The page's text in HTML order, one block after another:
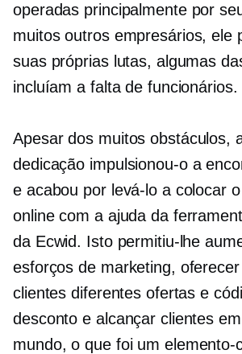
operadas principalmente por
muitos outros empresários, ele
suas próprias lutas, algumas
incluíam a falta de funcionários.
Apesar dos muitos obstáculos,
dedicação impulsionou-o a
e acabou por levá-lo a colocar
online com a ajuda da
da Ecwid. Isto permitiu-lhe
esforços de marketing,
clientes diferentes ofertas e
desconto e alcançar clientes
mundo, o que foi um elemento-